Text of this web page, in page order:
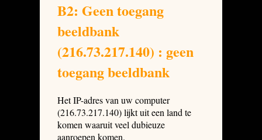
B2: Geen toegang
beeldbank
(216.73.217.140) : geen
toegang beeldbank
Het IP-adres van uw computer
(216.73.217.140) lijkt uit een land te
komen waaruit veel dubieuze
aanroepen komen.